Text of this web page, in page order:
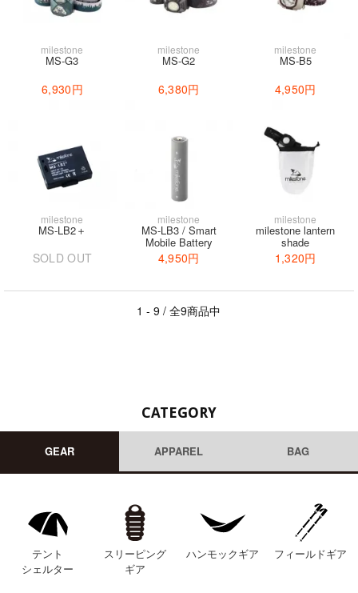
milestone
MS-G3
6,930円
milestone
MS-G2
6,380円
milestone
MS-B5
4,950円
milestone
MS-LB2＋
SOLD OUT
milestone
MS-LB3 / Smart
Mobile Battery
4,950円
milestone
milestone lantern
shade
1,320円
1 - 9 / 全9商品中
CATEGORY
GEAR APPAREL BAG
テント
シェルター
スリーピング
ギア
ハンモックギア フィールドギア